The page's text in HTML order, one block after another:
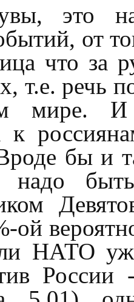
это
от
что за
т.е. речь
мире.
к
бы и
надо
ой
НАТО